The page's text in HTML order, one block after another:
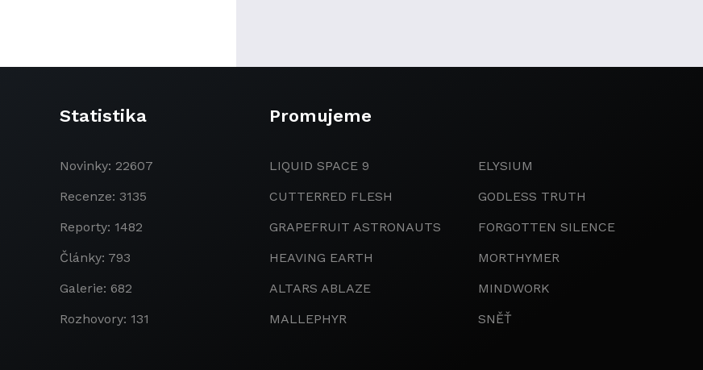
Statistika
Novinky: 22607
Recenze: 3135
Reporty: 1482
Články: 793
Galerie: 682
Rozhovory: 131
Promujeme
LIQUID SPACE 9
CUTTERRED FLESH
GRAPEFRUIT ASTRONAUTS
HEAVING EARTH
ALTARS ABLAZE
MALLEPHYR
ELYSIUM
GODLESS TRUTH
FORGOTTEN SILENCE
MORTHYMER
MINDWORK
SNĚŤ